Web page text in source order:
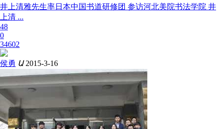
井上清雅先生率日本中国书道研修团 参访河北美院书法学院 井
上清 ...
48
0
34602
侯勇 Ա 2015-3-16